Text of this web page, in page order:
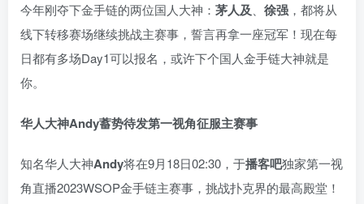
今年刚夺下金手链的两位国人大神： 茅人及、 徐强 ，都将从
线下转移赛场继续挑战主赛事，誓言再拿一座冠军！现在每
日都有多场Day1可以报名，或许下个国人金手链大神就是
你。
华人大神Andy蓄势待发第一视角征服主赛事
知名华人大神Andy将在9月18日02:30，于播客吧独家第一视
角直播2023WSOP金手链主赛事，挑战扑克界的最高殿堂！